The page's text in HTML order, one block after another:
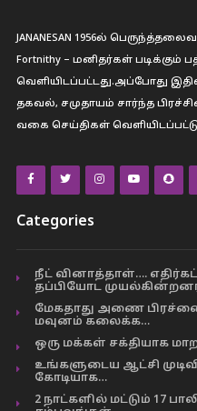
JANANESAN 1956ல்
Fortnithy – மனிதர்கள்
வெளியிடப்பட்டது.அப்போது
தகவல், சமுதாயம் சார்ந்த
வகை செய்திகள்
Categories
நீட் வினாத்தாள்….
தப்பியோட
மேகதாது அணை
மவுனம் கலைக்க…
ஒரு மக்கள் சக்தியாக
உங்களுடைய ஆட்சி
கோடியாக…
2 நாட்களில் மட்டும் 17